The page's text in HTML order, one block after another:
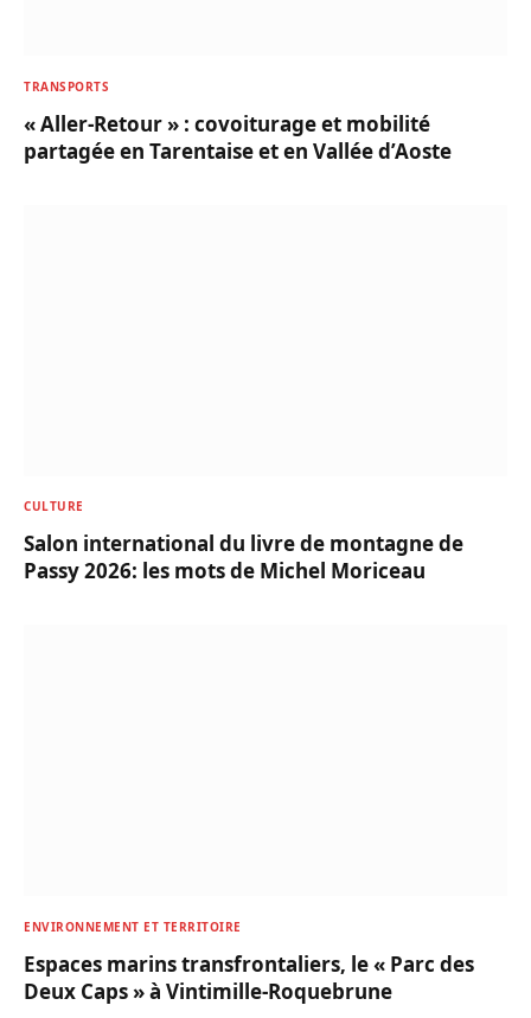
TRANSPORTS
« Aller-Retour » : covoiturage et mobilité
partagée en Tarentaise et en Vallée d’Aoste
CULTURE
Salon international du livre de montagne de
Passy 2026: les mots de Michel Moriceau
ENVIRONNEMENT ET TERRITOIRE
Espaces marins transfrontaliers, le « Parc des
Deux Caps » à Vintimille-Roquebrune